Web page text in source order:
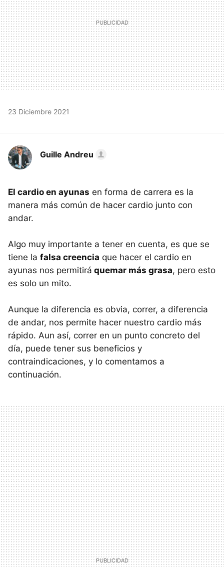
23 Diciembre 2021
Guille Andreu
El cardio en ayunas en forma de carrera es la
manera más común de hacer cardio junto con
andar.
Algo muy importante a tener en cuenta, es que se
tiene la falsa creencia que hacer el cardio en
ayunas nos permitirá quemar más grasa, pero esto
es solo un mito.
Aunque la diferencia es obvia, correr, a diferencia
de andar, nos permite hacer nuestro cardio más
rápido. Aun así, correr en un punto concreto del
día, puede tener sus beneficios y
contraindicaciones, y lo comentamos a
continuación.